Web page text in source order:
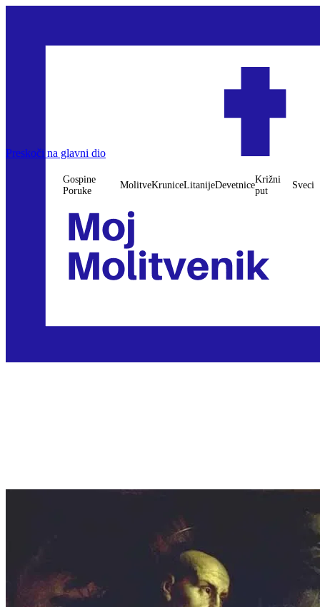
Preskoči na glavni dio
Gospine
Poruke
MolitveKruniceLitanijeDevetnice
Križni
put
Sveci